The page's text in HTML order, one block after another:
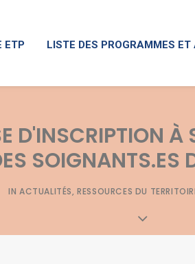
ETP LISTE DES PROGRAMMES ET
D'INSCRIPTION À
SOIGNANTS.ES
INACTUALITÉS,RESSOURCES DU